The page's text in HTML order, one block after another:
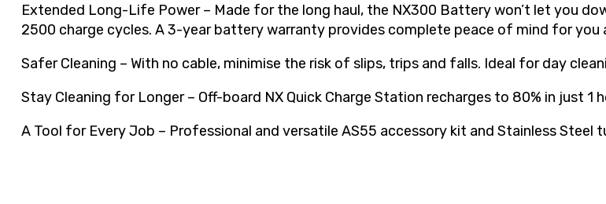
Extended Long-Life Power – Made for the long haul, the NX300 Battery won’t let you
2500 charge cycles. A 3-year battery warranty provides complete peace of mind for you
Safer Cleaning – With no cable, minimise the risk of slips, trips and falls. Ideal for day
Stay Cleaning for Longer – Off-board NX Quick Charge Station recharges to 80% in just 1
A Tool for Every Job – Professional and versatile AS55 accessory kit and Stainless Steel